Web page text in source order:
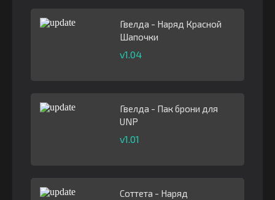
Гвелда - Наряд Красной
Шапочки
v1.04
Гвелда - Пак брони для
UNP
v1.01
Соттета - Наряд